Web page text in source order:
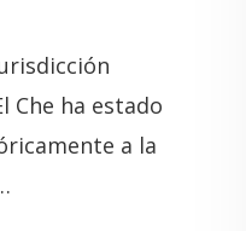
Che ha estado
a la